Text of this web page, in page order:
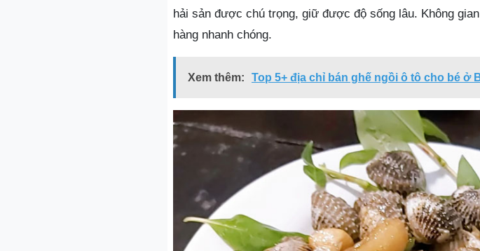
hải sản được chú trọng, giữ được độ sống lâu. Không
hàng nhanh chóng.
Xem thêm: Top 5+ địa chỉ bán ghế ngồi ô tô cho bé ở